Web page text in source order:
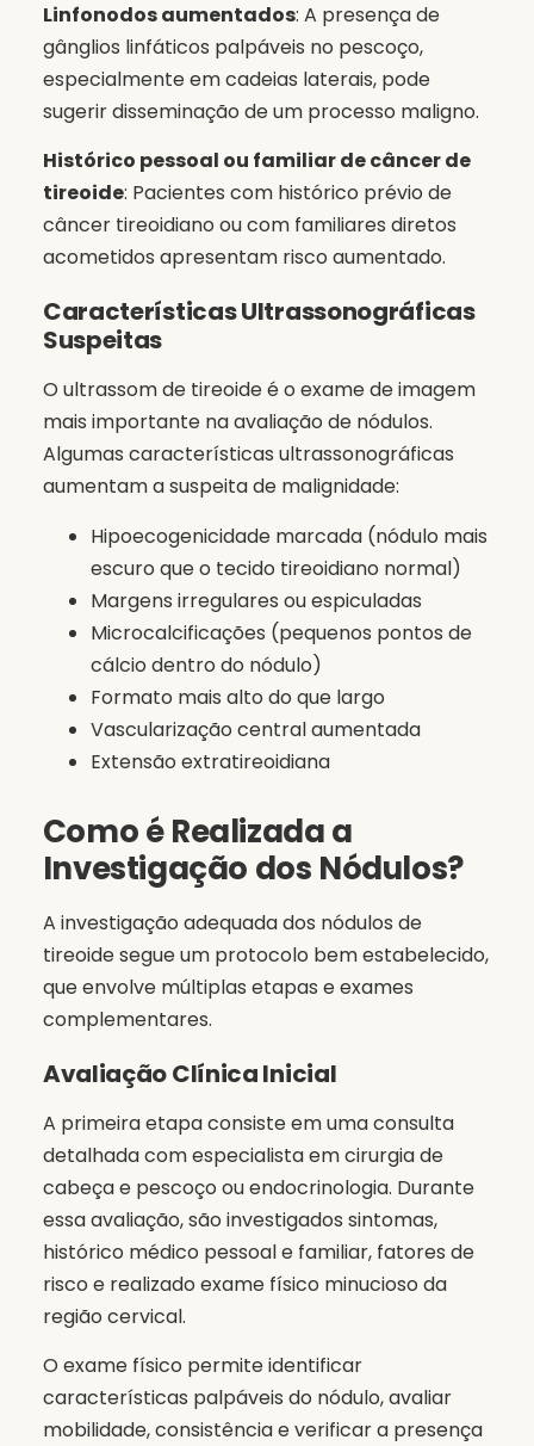
Linfonodos aumentados: A presença de
gânglios linfáticos palpáveis no pescoço,
especialmente em cadeias laterais, pode
sugerir disseminação de um processo maligno.
Histórico pessoal ou familiar de câncer de
tireoide: Pacientes com histórico prévio de
câncer tireoidiano ou com familiares diretos
acometidos apresentam risco aumentado.
Características Ultrassonográficas
Suspeitas
O ultrassom de tireoide é o exame de imagem
mais importante na avaliação de nódulos.
Algumas características ultrassonográficas
aumentam a suspeita de malignidade:
Hipoecogenicidade marcada (nódulo mais
escuro que o tecido tireoidiano normal)
Margens irregulares ou espiculadas
Microcalcificações (pequenos pontos de
cálcio dentro do nódulo)
Formato mais alto do que largo
Vascularização central aumentada
Extensão extratireoidiana
Como é Realizada a
Investigação dos Nódulos?
A investigação adequada dos nódulos de
tireoide segue um protocolo bem estabelecido,
que envolve múltiplas etapas e exames
complementares.
Avaliação Clínica Inicial
A primeira etapa consiste em uma consulta
detalhada com especialista em cirurgia de
cabeça e pescoço ou endocrinologia. Durante
essa avaliação, são investigados sintomas,
histórico médico pessoal e familiar, fatores de
risco e realizado exame físico minucioso da
região cervical.
O exame físico permite identificar
características palpáveis do nódulo, avaliar
mobilidade, consistência e verificar a presença